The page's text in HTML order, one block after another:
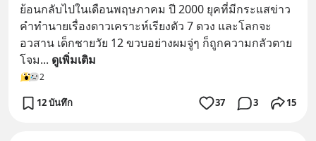
ย้อนกลับไปในเดือนพฤษภาคม ปี 2000 ยุคที่มีกระแสข่าว
คำทำนายเรื่องดาวเคราะห์เรียงตัว 7 ดวง และโลกจะ
อวสาน เด็กชายวัย 12 ขวบอย่างผมจู่ๆ ก็ถูกความกลัวตาย
โจม... ดูเพิ่มเติม
2
12 บันทึก 37 3 15